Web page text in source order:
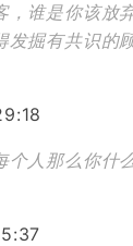
，谁是你该放
发掘有共识的
个人那么你什